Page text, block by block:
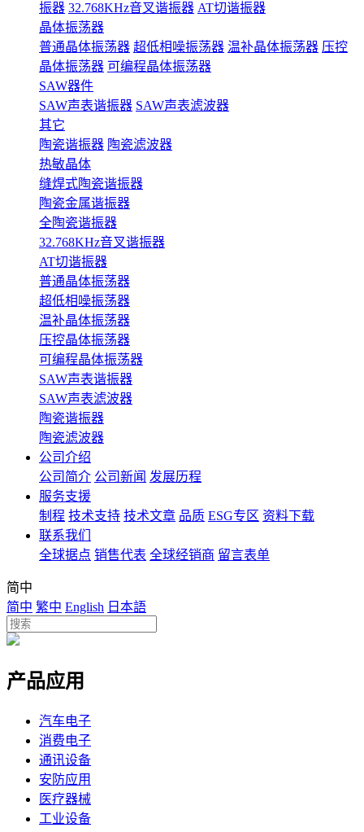
振器 32.768KHz音叉谐振器 AT切谐振器
晶体振荡器
普通晶体振荡器 超低相噪振荡器 温补晶体振荡器 压控
晶体振荡器 可编程晶体振荡器
SAW器件
SAW声表谐振器 SAW声表滤波器
其它
陶瓷谐振器 陶瓷滤波器
热敏晶体
缝焊式陶瓷谐振器
陶瓷金属谐振器
全陶瓷谐振器
32.768KHz音叉谐振器
AT切谐振器
普通晶体振荡器
超低相噪振荡器
温补晶体振荡器
压控晶体振荡器
可编程晶体振荡器
SAW声表谐振器
SAW声表滤波器
陶瓷谐振器
陶瓷滤波器
公司介绍
公司简介 公司新闻 发展历程
服务支援
制程 技术支持 技术文章 品质 ESG专区 资料下载
联系我们
全球据点 销售代表 全球经销商 留言表单
简中
简中 繁中 English 日本語
产品应用
汽车电子
消费电子
通讯设备
安防应用
医疗器械
工业设备